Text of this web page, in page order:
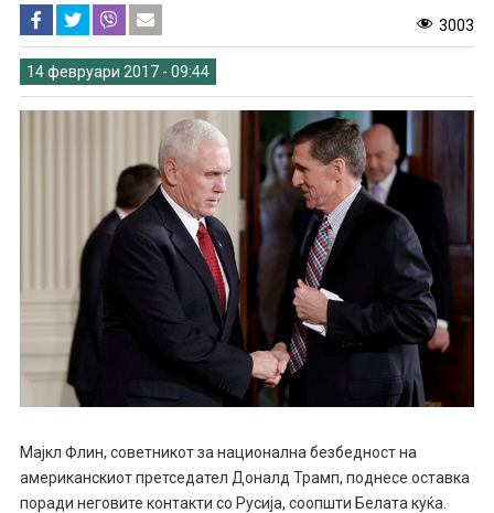
3003
14 февруари 2017 - 09:44
Мајкл Флин, советникот за национална безбедност на
американскиот претседател Доналд Трамп, поднесе оставка
поради неговите контакти со Русија, соопшти Белата куќа.